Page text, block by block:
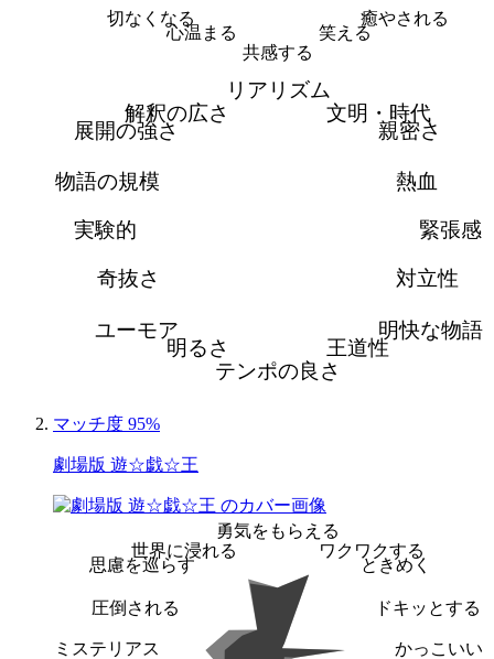
癒やされる
笑える
共感する
心温まる
切なくなる
リアリズム
文明・時代
親密さ
熱血
緊張感
対立性
明快な物語
王道性
テンポの良さ
明るさ
ユーモア
奇抜さ
実験的
物語の規模
展開の強さ
解釈の広さ
マッチ度 95%
劇場版 遊☆戯☆王
勇気をもらえる
ワクワクする
ときめく
ドキッとする
かっこいい
ミステリアス
圧倒される
思慮を巡らす
世界に浸れる